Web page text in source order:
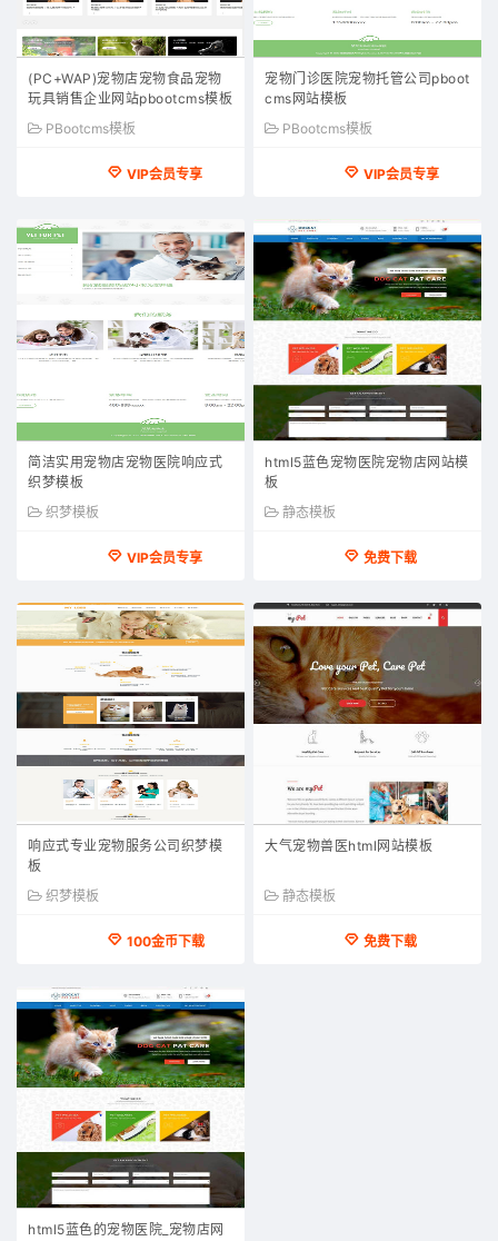
(PC+WAP)宠物店宠物食品宠物
玩具销售企业网站pbootcms模板
PBootcms模板
VIP会员专享
宠物门诊医院宠物托管公司pboot
cms网站模板
PBootcms模板
VIP会员专享
简洁实用宠物店宠物医院响应式
织梦模板
织梦模板
VIP会员专享
html5蓝色宠物医院宠物店网站模
板
静态模板
免费下载
响应式专业宠物服务公司织梦模
板
织梦模板
100金币下载
大气宠物兽医html网站模板
静态模板
免费下载
html5蓝色的宠物医院_宠物店网